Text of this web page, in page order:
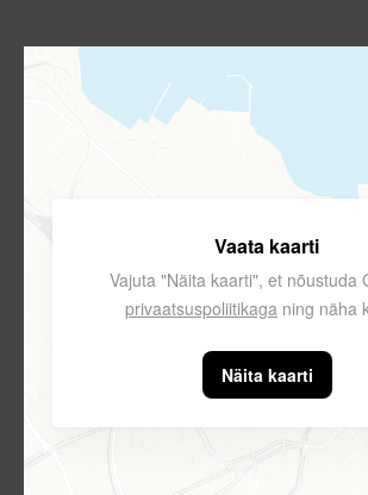
Vaata kaarti
Vajuta "Näita kaarti", et nõustuda
privaatsuspoliitikaga ning näha
Näita kaarti